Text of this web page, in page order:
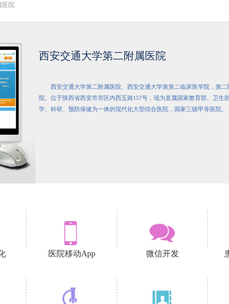
医院
西安交通大学第二附属医院
西安交通大学第二附属医院、西安交通大学第第二临床医学院，第
院。位于陕西省西安市市区内西五路157号，现为直属国家教育部、卫生
学、科研、预防保健为一体的现代化大型综合医院，国家三级甲等医院。
医院移动App 微信开发